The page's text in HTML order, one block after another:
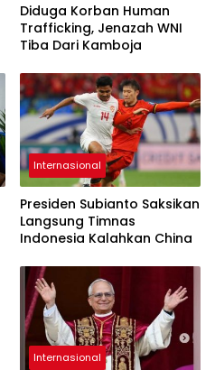
Diduga Korban Human
Trafficking, Jenazah WNI
Tiba Dari Kamboja
Internasional
Presiden Subianto Saksikan
Langsung Timnas
Indonesia Kalahkan China
Internasional